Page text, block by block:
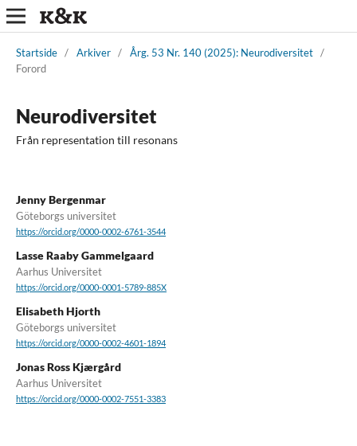
Startside / Arkiver / Årg. 53 Nr. 140 (2025): Neurodiversitet /
Forord
Neurodiversitet
Från representation till resonans
Jenny Bergenmar
Göteborgs universitet
https://orcid.org/0000-0002-6761-3544
Lasse Raaby Gammelgaard
Aarhus Universitet
https://orcid.org/0000-0001-5789-885X
Elisabeth Hjorth
Göteborgs universitet
https://orcid.org/0000-0002-4601-1894
Jonas Ross Kjærgård
Aarhus Universitet
https://orcid.org/0000-0002-7551-3383